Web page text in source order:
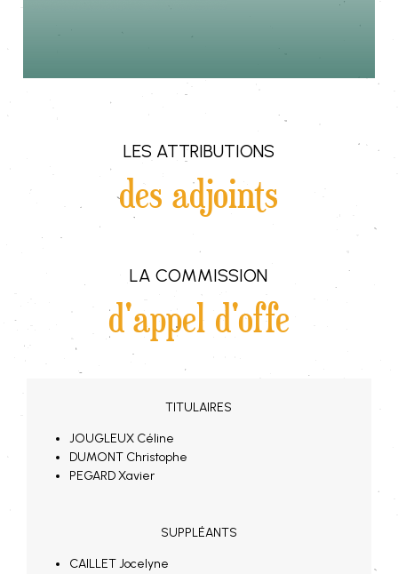
LES ATTRIBUTIONS
des adjoints
LA COMMISSION
d'appel d'offe
TITULAIRES
JOUGLEUX Céline
DUMONT Christophe
PEGARD Xavier
SUPPLÉANTS
CAILLET Jocelyne